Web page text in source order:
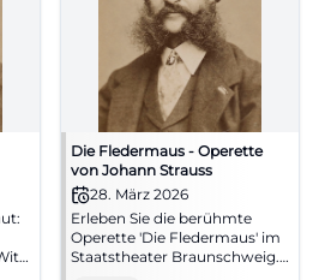
Die Fledermaus - Operette
von Johann Strauss
28. März 2026
Erleben Sie die berühmte
Operette 'Die Fledermaus' im
Staatstheater Braunschweig.